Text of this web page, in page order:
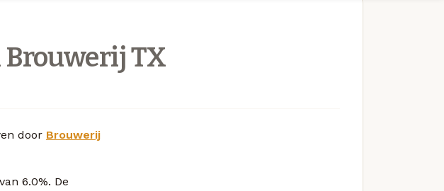
TX
door Brouwerij
6.0%. De